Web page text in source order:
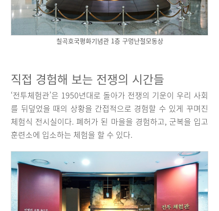
칠곡호국평화기념관 1층 구멍난철모동상
직접 경험해 보는 전쟁의 시간들
‘전투체험관’은 1950년대로 돌아가 전쟁의 기운이 우리 사회
를 뒤덮었을 때의 상황을 간접적으로 경험할 수 있게 꾸며진
체험식 전시실이다. 폐허가 된 마을을 경험하고, 군복을 입고
훈련소에 입소하는 체험을 할 수 있다.